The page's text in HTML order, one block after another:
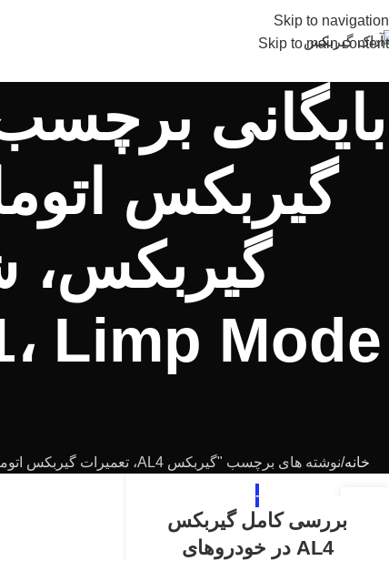
Skip to navigation
Skip to main content
خانه نوشته های برچسب "گیربکس AL4، تعمیرات گیربکس اتومات، پژو 206، پژو 207، تقه گیربکس، شیر برقی، روغن ESSO LT71141، Limp Mode، کنترل هیدرولیکی، تورک کانورتر"
-
بررسی کامل گیربکس
AL4 در خودروهای